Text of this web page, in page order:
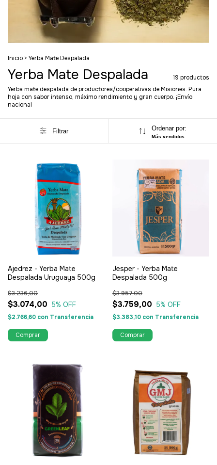
Inicio > Yerba Mate Despalada
Yerba Mate Despalada
19 productos
Yerba mate despalada de productores/cooperativas de Misiones. Pura
hoja con sabor intenso, máximo rendimiento y gran cuerpo. ¡Envío
nacional
Filtrar Ordenar por:
Más vendidos
Ajedrez - Yerba Mate
Despalada Uruguaya 500g
$3.074,00
$3.236,00
5% OFF
$2.766,60 con Transferencia
Jesper - Yerba Mate
Despalada 500g
$3.759,00
$3.957,00
5% OFF
$3.383,10 con Transferencia